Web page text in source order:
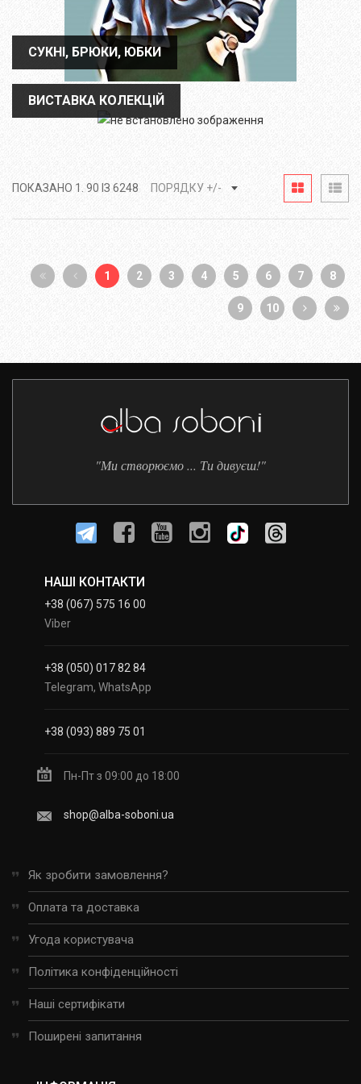
СУКНІ, БРЮКИ, ЮБКИ
СУКНІ, БРЮКИ, ЮБКИ
ВИСТАВКА КОЛЕКЦІЙ
ВИСТАВКА КОЛЕКЦІЙ
ПОКАЗАНО 1. 90 ІЗ 6248 ПОРЯДКУ +/-
1 2 3 4 5 6 7 8
9 10
"Ми створюємо ... Ти дивуєш!"
НАШІ КОНТАКТИ
+38 (067) 575 16 00
Viber
+38 (050) 017 82 84
Telegram, WhatsApp
+38 (093) 889 75 01
Пн-Пт з 09:00 до 18:00
shop@alba-soboni.ua
Як зробити замовлення?
Оплата та доставка
Угода користувача
Політика конфіденційності
Наші сертифікати
Поширені запитання